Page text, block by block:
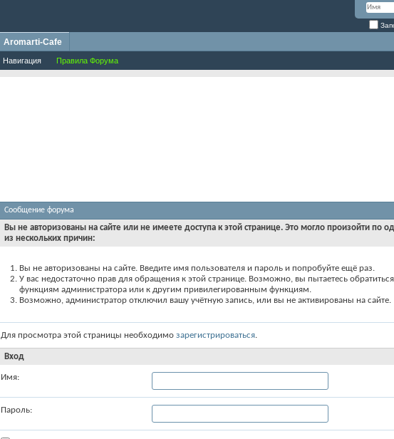
Навигация Правила Форума
Aromarti-Cafe
Сообщение форума
Вы не авторизованы на сайте или не имеете доступа к этой странице. Это могло произойти по
из нескольких причин:
Вы не авторизованы на сайте. Введите имя пользователя и пароль и попробуйте ещё раз.
У вас недостаточно прав для обращения к этой странице. Возможно, вы пытаетесь
функциям администратора или к другим привилегированным функциям.
Возможно, администратор отключил вашу учётную запись, или вы не активированы на сайте.
Для просмотра этой страницы необходимо зарегистрироваться.
Вход
Имя:
Пароль: